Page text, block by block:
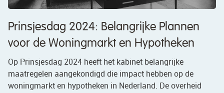
Prinsjesdag 2024: Belangrijke Plannen
voor de Woningmarkt en Hypotheken
Op Prinsjesdag 2024 heeft het kabinet belangrijke
maatregelen aangekondigd die impact hebben op de
woningmarkt en hypotheken in Nederland. De overheid